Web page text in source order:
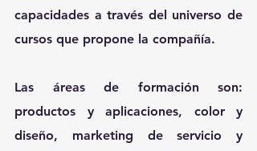
capacidades a través del universo de
cursos que propone la compañía.
Las áreas de formación son:
productos y aplicaciones, color y
diseño, marketing de servicio y